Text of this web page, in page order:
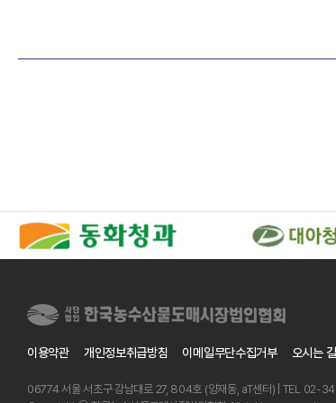
이용약관 개인정보취급방침 이메일무단수집거부 오시는 길
06774 서울 서초구 강남대로 27, 804호 (양재동, aT센터) | TEL